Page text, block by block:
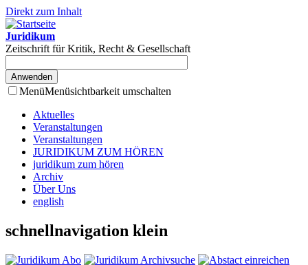
Direkt zum Inhalt
Juridikum
Zeitschrift für Kritik, Recht & Gesellschaft
MenüMenüsichtbarkeit umschalten
Aktuelles
Veranstaltungen
Veranstaltungen
JURIDIKUM ZUM HÖREN
juridikum zum hören
Archiv
Über Uns
english
schnellnavigation klein